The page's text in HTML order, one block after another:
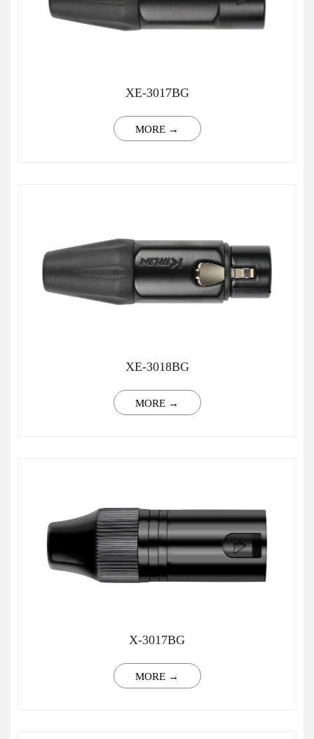
XE-3017BG
MORE →
XE-3018BG
MORE →
X-3017BG
MORE →